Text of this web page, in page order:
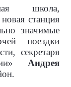
школа,
станция
значимые
поездки
секретаря
Андрея